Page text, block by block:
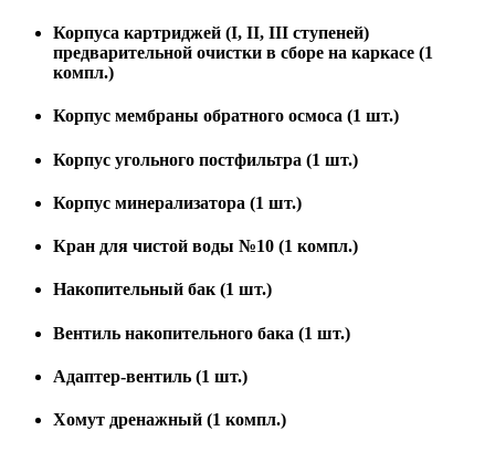
Корпуса картриджей (I, II, III ступеней)
предварительной очистки в сборе на каркасе (1
компл.)
Корпус мембраны обратного осмоса (1 шт.)
Корпус угольного постфильтра (1 шт.)
Корпус минерализатора (1 шт.)
Кран для чистой воды №10 (1 компл.)
Накопительный бак (1 шт.)
Вентиль накопительного бака (1 шт.)
Адаптер-вентиль (1 шт.)
Хомут дренажный (1 компл.)